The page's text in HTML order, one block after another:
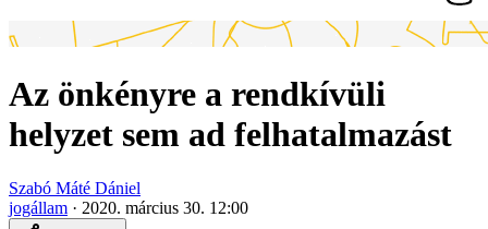
Az önkényre a rendkívüli
helyzet sem ad felhatalmazást
Szabó Máté Dániel
jogállam · 2020. március 30. 12:00